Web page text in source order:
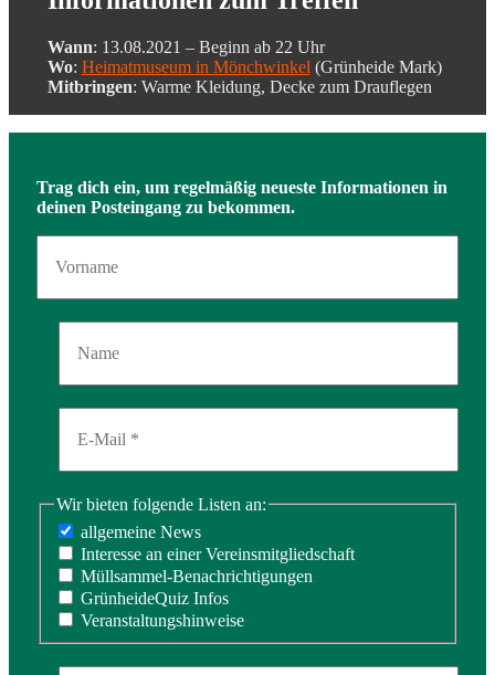
Wann: 13.08.2021 – Beginn ab 22 Uhr
Wo: Heimatmuseum in Mönchwinkel (Grünheide Mark)
Mitbringen: Warme Kleidung, Decke zum Drauflegen
Trag dich ein, um regelmäßig neueste Informationen in
deinen Posteingang zu bekommen.
Wir bieten folgende Listen an:
allgemeine News
Interesse an einer Vereinsmitgliedschaft
Müllsammel-Benachrichtigungen
GrünheideQuiz Infos
Veranstaltungshinweise